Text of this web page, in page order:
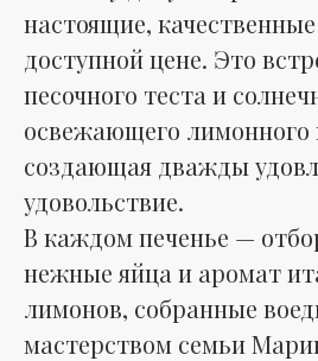
настоящие,
доступной цене. Это
песочного теста и
освежающего лимонного
создающая дважды
удовольствие.
В каждом печенье —
нежные яйца и аромат
лимонов, собранные
мастерством семьи